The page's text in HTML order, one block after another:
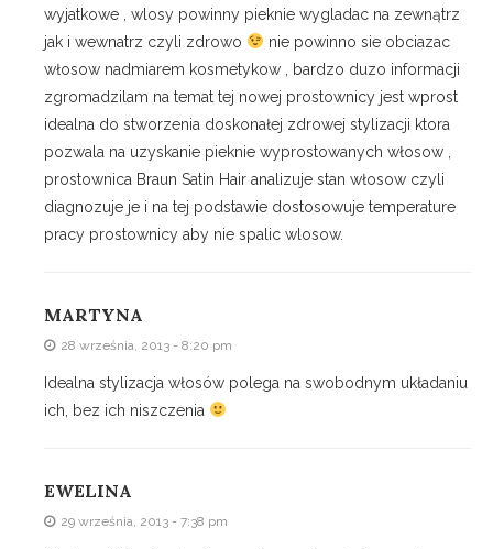
wyjatkowe , wlosy powinny pieknie wygladac na zewnątrz
jak i wewnatrz czyli zdrowo
nie powinno sie obciazac
włosow nadmiarem kosmetykow , bardzo duzo informacji
zgromadzilam na temat tej nowej prostownicy jest wprost
idealna do stworzenia doskonałej zdrowej stylizacji ktora
pozwala na uzyskanie pieknie wyprostowanych włosow ,
prostownica Braun Satin Hair analizuje stan włosow czyli
diagnozuje je i na tej podstawie dostosowuje temperature
pracy prostownicy aby nie spalic wlosow.
MARTYNA
28 września, 2013 - 8:20 pm
Idealna stylizacja włosów polega na swobodnym układaniu
ich, bez ich niszczenia
EWELINA
29 września, 2013 - 7:38 pm